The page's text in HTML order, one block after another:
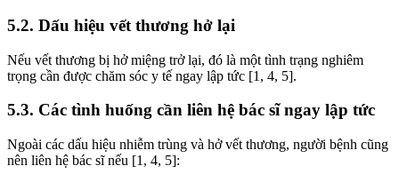
5.2. Dấu hiệu vết thương hở lại
Nếu vết thương bị hở miệng trở lại, đó là một tình trạng nghiêm
trọng cần được chăm sóc y tế ngay lập tức [1, 4, 5].
5.3. Các tình huống cần liên hệ bác sĩ ngay lập tức
Ngoài các dấu hiệu nhiễm trùng và hở vết thương, người bệnh cũng
nên liên hệ bác sĩ nếu [1, 4, 5]: